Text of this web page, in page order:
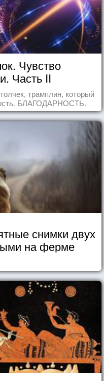
Чувство
Часть II
трамплин, который
БЛАГОДАРНОСТЬ.
снимки двух
на ферме